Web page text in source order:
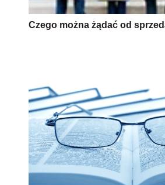
Czego można żądać od